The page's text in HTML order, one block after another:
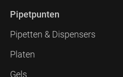
Pipetpunten
Pipetten & Dispensers
Platen
Gels